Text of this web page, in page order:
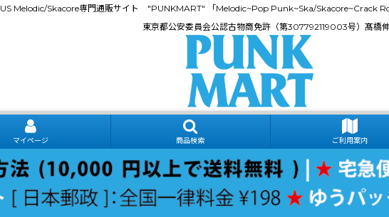
US Melodic/Skacore専門通販サイト "PUNKMART" 「Melodic~Pop Punk~Ska/Skacore~Crack
東京都公安委員会公認古物商免許（第307792119003号）髙橋
マイページ 商品検索 ご利用案内